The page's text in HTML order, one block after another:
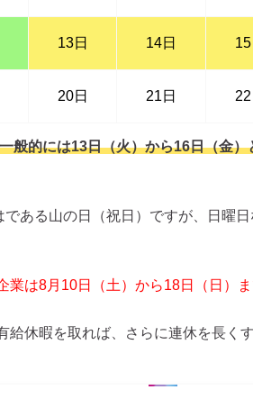
13日 14日 15
20日 21日 22
般的には13日（火）から16日（金）
である山の日（祝日）ですが、日曜
業は8月10日（土）から18日（日）
給休暇を取れば、さらに連休を長く